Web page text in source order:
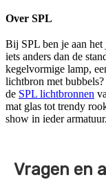
Over SPL
Bij SPL ben je aan het
iets anders dan de
kegelvormige lamp,
lichtbron met
de SPL lichtbronnen
mat glas tot trendy
show in ieder armatuur.
Vragen en